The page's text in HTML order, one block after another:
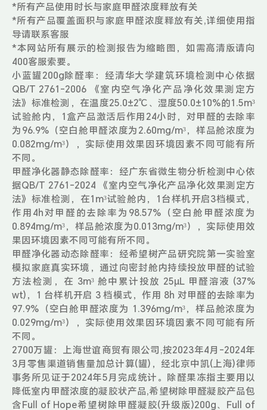
*所有产品使用时长与家庭甲醛浓度释放有关
*所有产品覆盖面积与家庭甲醛浓度释放有关,详细使用指
导请联系客服
*本网站所有展示的检测报告为缩略图，如需高清版请向
400客服索要。
小蓝罐200g除醛率：经清华大学建筑环境检测中心依据
QB/T 2761-2006 《室内空气净化产品净化效果测定方
法》标准检测，在温度25.0±2℃、湿度50.0±10%的1.5m³
试验舱内，1盒产品激活后作用24小时，对甲醛的去除率
为96.9%（空白舱甲醛浓度为2.60mg/m³，样品舱浓度为
0.082mg/m³），实际使用效果因环境因素不同可能有所
不同。
甲醛净化器静态除醛率：经广东省微生物分析检测中心依
据QB/T 2761-2024 《室内空气净化产品净化效果测定方
法》标准检测，在1m³试验舱内，1台样机开启3档模式，
作用4h对甲醛的去除率为98.57%（空白舱甲醛浓度为
0.894mg/m³，样品舱浓度为0.013mg/m³），实际使用效
果因环境因素不同可能有所不同。
甲醛净化器动态除醛率：经希望树产品研究院第一实验室
模拟家庭真实环境，通过向密封舱内持续投放甲醛的试验
方法检测，在 3m³ 舱中累计投放 25μL 甲醛溶液 (37%
wt)，1 台样机开启 3 档模式，作用 8h 对甲醛的去除率为
97.9%（空白舱甲醛浓度为 1.396mg/m³，样品舱浓度为
0.029mg/m³），实际使用效果因环境因素不同可能有所
不同。
2700万罐：上海世谊商贸有限公司,按2023年4月-2024年
3月零售渠道销售量加总计算(罐)，经北京中凯(上海)律师
事务所见证于2024年5月完成统计。除醛果冻指主要用以
降低室内甲醛浓度的凝胶状产品,希望树除甲醛凝胶产品包
含Full of Hope希望树除甲醛凝胶(升级版)200g、Full of